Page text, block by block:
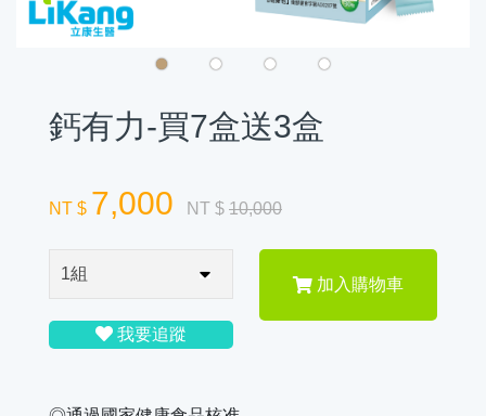
鈣有力-買7盒送3盒
NT $ 7,000 NT $ 10,000
我要追蹤
加入購物車